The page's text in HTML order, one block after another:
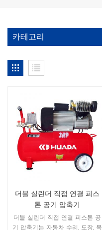
카테고리
더블 실린더 직접 연결 피스
톤 공기 압축기
더블 실린더 직접 연결 피스톤 공
기 압축기는 자동차 수리, 도장, 목